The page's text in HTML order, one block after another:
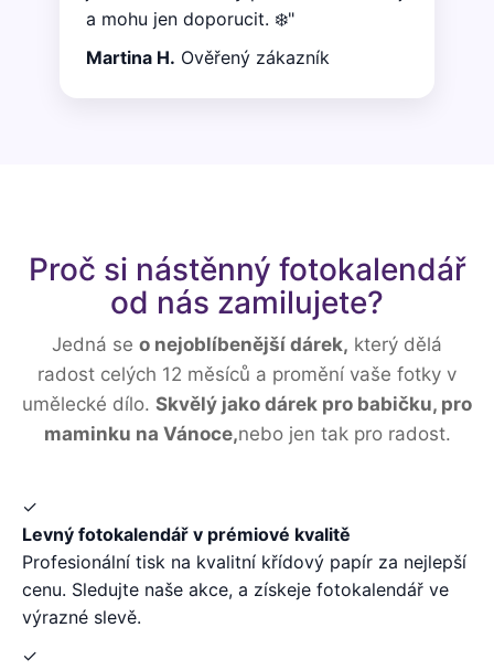
a mohu jen doporucit. ❄️"
Martina H. Ověřený zákazník
Proč si nástěnný fotokalendář
od nás zamilujete?
Jedná se o nejoblíbenější dárek, který dělá
radost celých 12 měsíců a promění vaše fotky v
umělecké dílo. Skvělý jako dárek pro babičku, pro
maminku na Vánoce,nebo jen tak pro radost.
✓
Levný fotokalendář v prémiové kvalitě
Profesionální tisk na kvalitní křídový papír za nejlepší
cenu. Sledujte naše akce, a získeje fotokalendář ve
výrazné slevě.
✓